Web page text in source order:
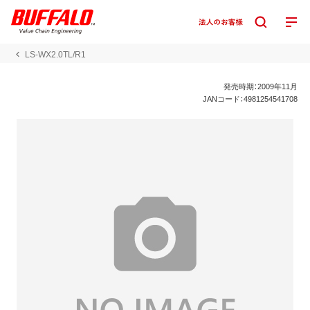
LS-WX2.0TL/R1
発売時期：2009年11月
JANコード：4981254541708